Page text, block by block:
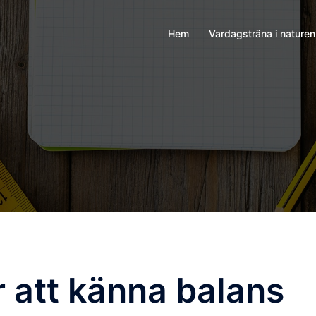
Hem Vardagsträna i naturen
känna balans